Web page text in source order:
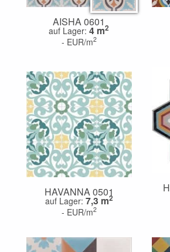
AISHA 0601
auf Lager:4 m2
- EUR/m2
HAVANNA 0501
auf Lager: 7,3 m2
- EUR/m2